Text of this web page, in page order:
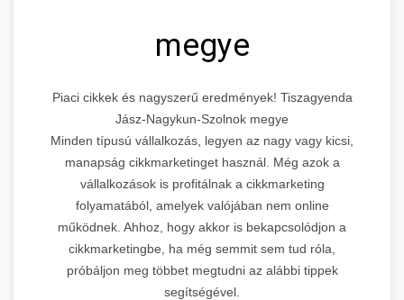
megye
Piaci cikkek és nagyszerű eredmények! Tiszagyenda
Jász-Nagykun-Szolnok megye
Minden típusú vállalkozás, legyen az nagy vagy kicsi,
manapság cikkmarketinget használ. Még azok a
vállalkozások is profitálnak a cikkmarketing
folyamatából, amelyek valójában nem online
működnek. Ahhoz, hogy akkor is bekapcsolódjon a
cikkmarketingbe, ha még semmit sem tud róla,
próbáljon meg többet megtudni az alábbi tippek
segítségével.